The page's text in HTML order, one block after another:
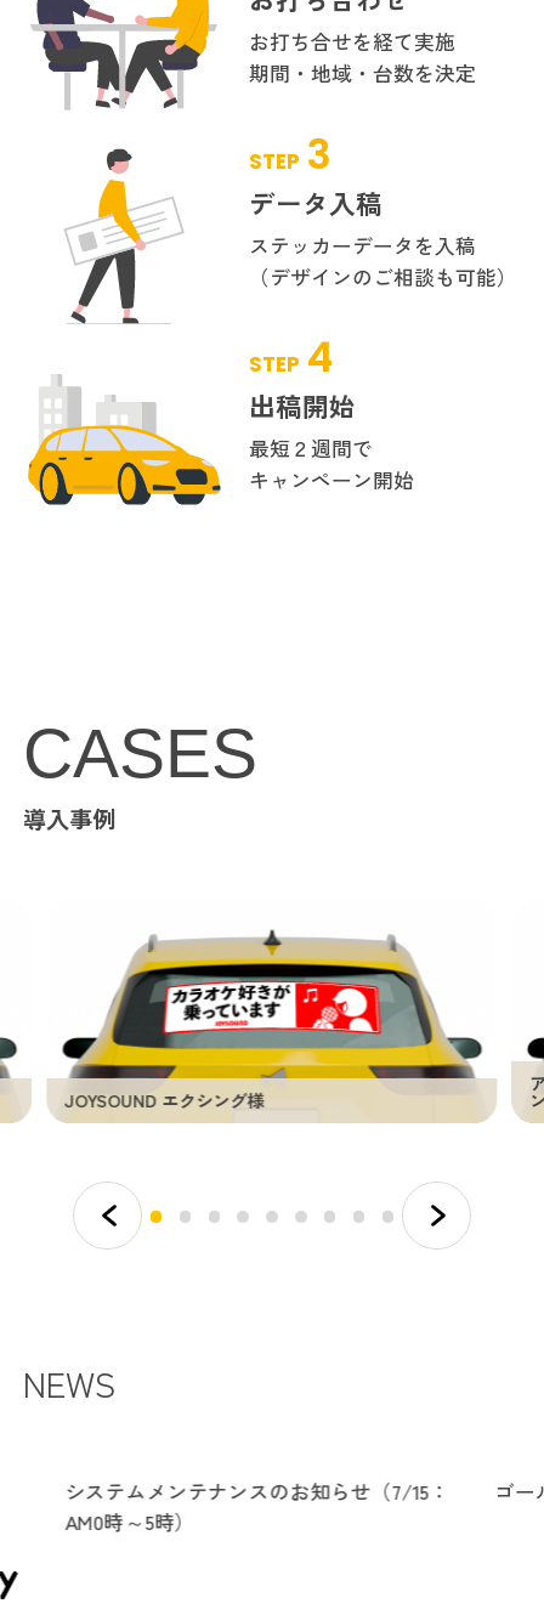
お打ち合せを経て実施
期間・地域・台数を決定
STEP 3
データ入稿
ステッカーデータを入稿
（デザインのご相談も可能）
STEP 4
出稿開始
最短２週間で
キャンペーン開始
CASES
導入事例
JOYSOUND エクシング様
NEWS
システムメンテナンスのお知らせ（7/15：
AM0時～5時）
ゴー